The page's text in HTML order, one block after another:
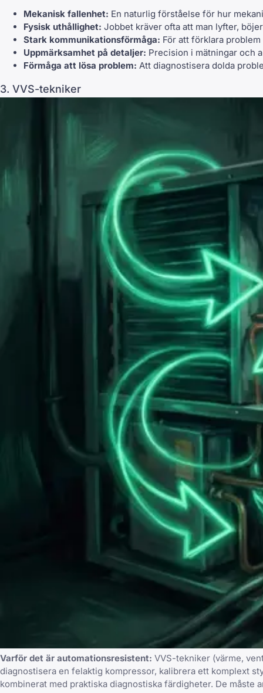
Mekanisk fallenhet: En naturlig förståelse för hur
Fysisk uthållighet: Jobbet kräver ofta att man lyfter,
Stark kommunikationsförmåga: För att förklara
Uppmärksamhet på detaljer: Precision i mätningar och
Förmåga att lösa problem: Att diagnostisera dolda
3. VVS-tekniker
Varför det är automationsresistent: VVS-tekniker (värme,
diagnostisera en felaktig kompressor, kalibrera ett komplext
kombinerat med praktiska diagnostiska färdigheter. De